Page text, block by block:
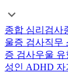
종합 심리검사
울증 검사직무
증 검사우울
성인 ADHD 자